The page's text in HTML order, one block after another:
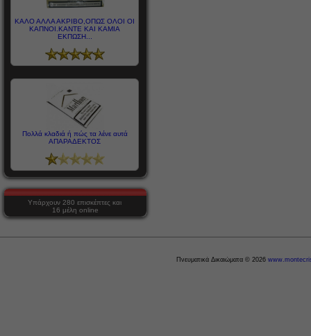
ΚΑΛΟ ΑΛΛΑ ΑΚΡΙΒΟ,ΟΠΩΣ ΟΛΟΙ ΟΙ
ΚΑΠΝΟΙ.ΚΑΝΤΕ ΚΑΙ ΚΑΜΙΑ
ΕΚΠΩΣΗ...
Πολλά κλαδιά ή πώς τα λένε αυτά
ΑΠΑΡΑΔΕΚΤΟΣ
Υπάρχουν 280 επισκέπτες και
16 μέλη online
Πνευματικά Δικαιώματα © 2026